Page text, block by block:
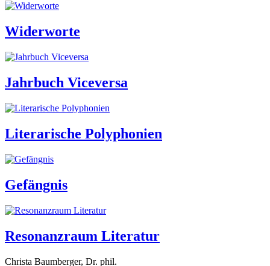
Widerworte
Jahrbuch Viceversa
Literarische Polyphonien
Gefängnis
Resonanzraum Literatur
Christa Baumberger, Dr. phil.